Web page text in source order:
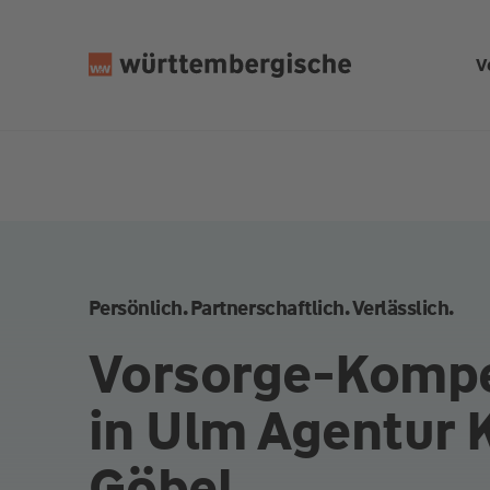
Persönlich. Partnerschaftlich. Verlässlich.
Vorsorge-
in Ulm Agentur